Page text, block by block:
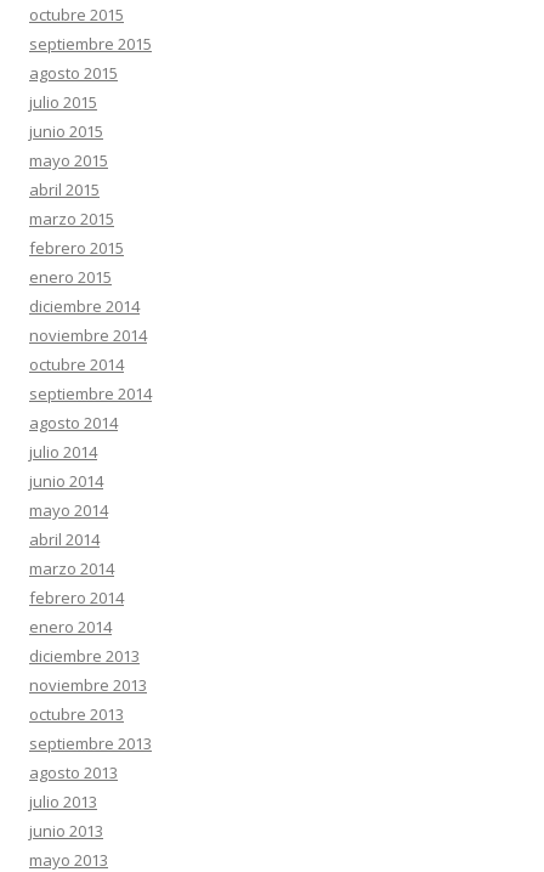
octubre 2015
septiembre 2015
agosto 2015
julio 2015
junio 2015
mayo 2015
abril 2015
marzo 2015
febrero 2015
enero 2015
diciembre 2014
noviembre 2014
octubre 2014
septiembre 2014
agosto 2014
julio 2014
junio 2014
mayo 2014
abril 2014
marzo 2014
febrero 2014
enero 2014
diciembre 2013
noviembre 2013
octubre 2013
septiembre 2013
agosto 2013
julio 2013
junio 2013
mayo 2013